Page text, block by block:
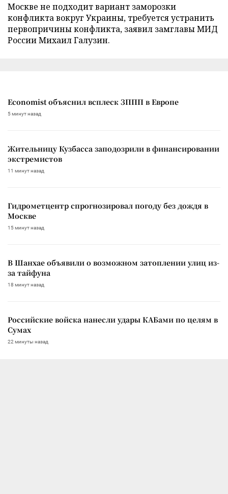
Москве не подходит вариант заморозки
конфликта вокруг Украины, требуется устранить
первопричины конфликта, заявил замглавы МИД
России Михаил Галузин.
Economist объяснил всплеск ЗППП в Европе
5 минут назад
Жительницу Кузбасса заподозрили в финансировании
экстремистов
11 минут назад
Гидрометцентр спрогнозировал погоду без дождя в
Москве
15 минут назад
В Шанхае объявили о возможном затоплении улиц из-
за тайфуна
18 минут назад
Российские войска нанесли удары КАБами по целям в
Сумах
22 минуты назад